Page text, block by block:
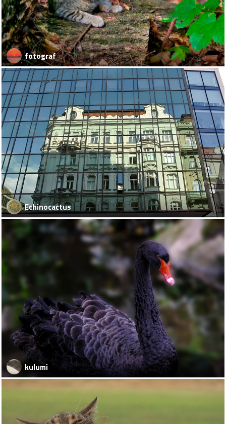
fotograf
Echinocactus
kulumi